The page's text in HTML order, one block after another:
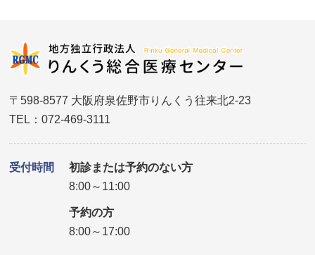
〒598-8577 大阪府泉佐野市りんくう往来北2-23
TEL：072-469-3111
受付時間
初診または予約のない方
8:00～11:00
予約の方
8:00～17:00